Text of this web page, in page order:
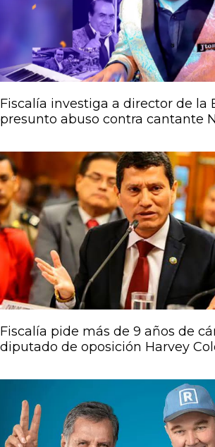
Fiscalía investiga a director de la
presunto abuso contra cantante
Fiscalía pide más de 9 años de
diputado de oposición Harvey